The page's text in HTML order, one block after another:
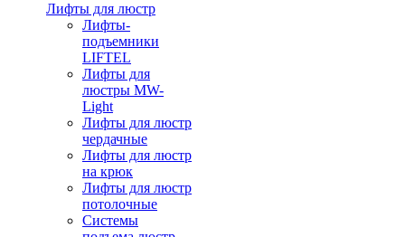
Лифты для люстр
Лифты-
подъемники
LIFTEL
Лифты для
люстры MW-
Light
Лифты для люстр
чердачные
Лифты для люстр
на крюк
Лифты для люстр
потолочные
Системы